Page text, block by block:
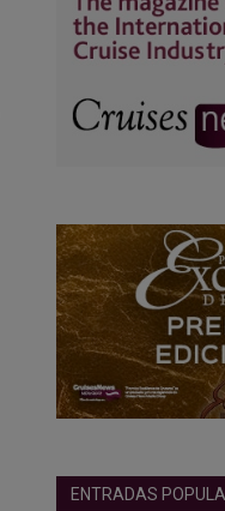
ENTRADAS